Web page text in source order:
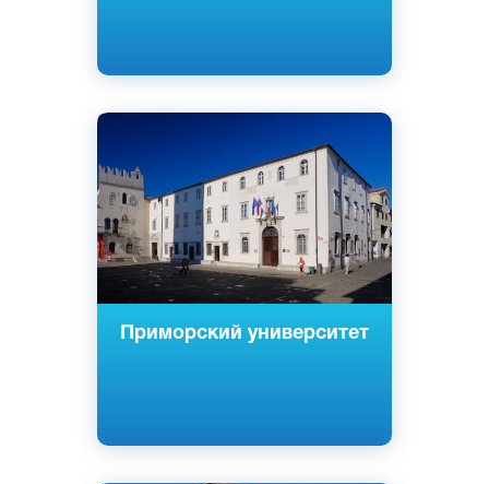
Приморский университет
Cловенский
Копер, Любляна, Порторож, Изола,
Словения
Государственный